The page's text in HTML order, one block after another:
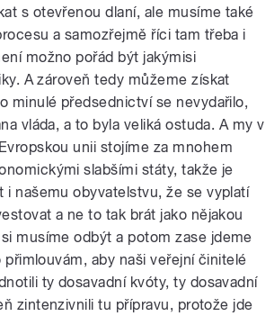
s otevřenou dlaní, ale musíme také
a samozřejmě říci tam třeba i
možno pořád být jakýmisi
A zároveň tedy můžeme získat
minulé předsednictví se nevydařilo,
vláda, a to byla veliká ostuda. A my v
unii stojíme za mnohem
slabšími státy, takže je
i našemu obyvatelstvu, že se vyplatí
a ne to tak brát jako nějakou
musíme odbýt a potom zase jdeme
přimlouvám, aby naši veřejní činitelé
ty dosavadní kvóty, ty dosavadní
zintenzivnili tu přípravu, protože jde